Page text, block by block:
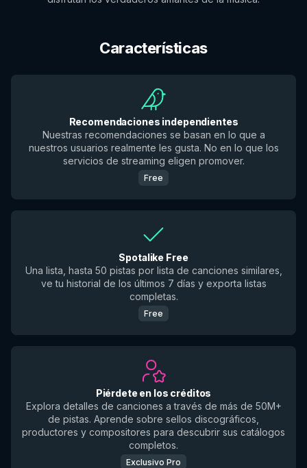
Características
Recomendaciones independientes
Nuestras recomendaciones se basan en lo que a
nuestros usuarios realmente les gusta. No en lo que los
servicios de streaming eligen promover.
Free
Spotalike Free
Una lista, hasta 50 pistas por lista de canciones similares,
ve tu historial de los últimos 7 días y exporta listas
completas.
Free
Piérdete en los créditos
Explora detalles de canciones a través de más de 50M+
de pistas. Aprende sobre sellos discográficos,
productores y compositores para descubrir sus catálogos
completos.
Exclusivo Pro